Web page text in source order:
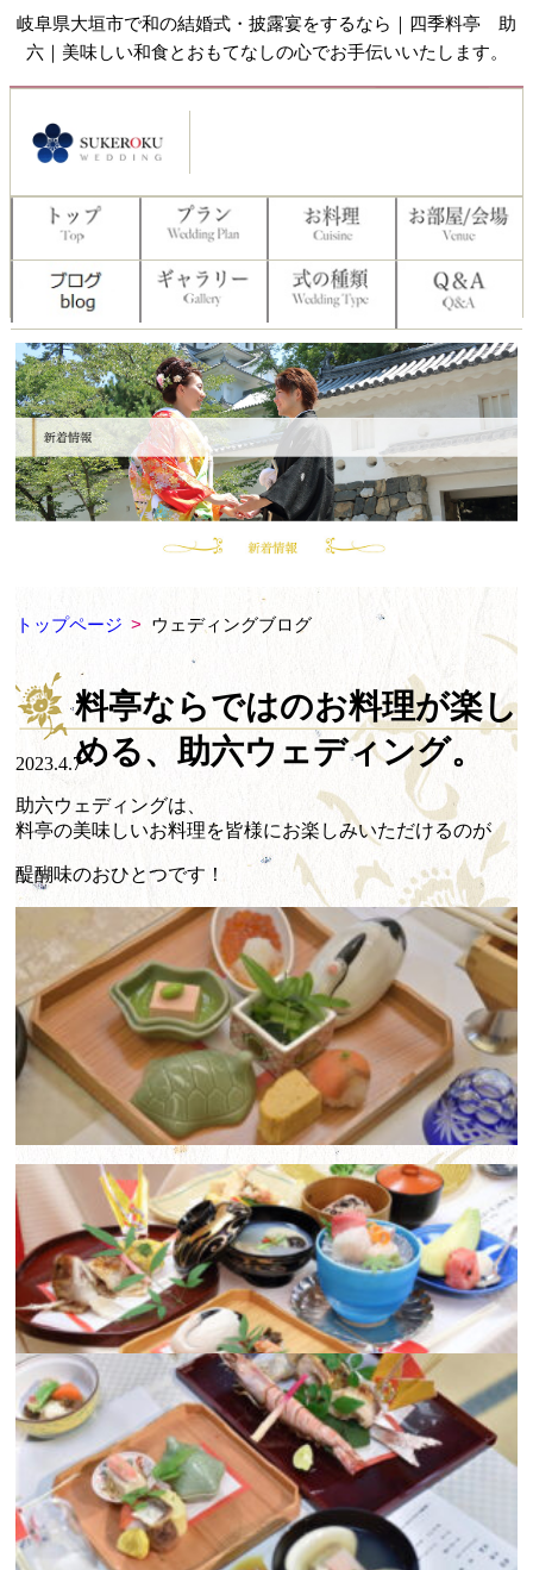
岐阜県大垣市で和の結婚式・披露宴をするなら｜四季料亭 助
六｜美味しい和食とおもてなしの心でお手伝いいたします。
トップページ > ウェディングブログ
料亭ならではのお料理が楽し
める、助六ウェディング。
2023.4.7
助六ウェディングは、
料亭の美味しいお料理を皆様にお楽しみいただけるのが
醍醐味のおひとつです！